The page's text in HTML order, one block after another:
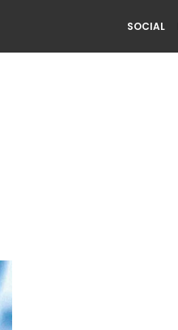
SOCIAL